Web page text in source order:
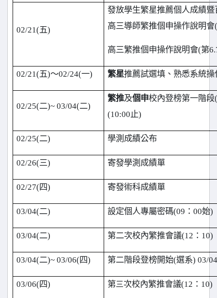
02/21(五)
發放學生繁星推薦個人成績
高三導師繁推個申操作說明
高三繁推個申操作說明會(第
02/21(五)～02/24(一) 繁星推薦試選填、熟悉系統操
02/25(二)~ 03/04(二)
繁推及個申校內登榜第一階段
(10:00止)
02/25(二) 學測成績公布
02/26(三) 寄發學測成績單
02/27(四) 寄發術科成績單
03/04(二) 設定個人專屬密碼(09：00始)
03/04(二) 第二次校內繁推會議(12：10)
03/04(二)~ 03/06(四) 第二階段登榜開始(選系) 03/
03/06(四) 第三次校內繁推會議(12：10)